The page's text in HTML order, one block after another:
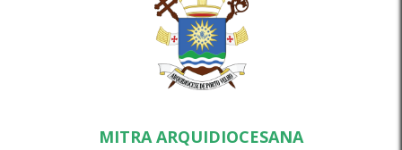
MITRA ARQUIDIOCESANA